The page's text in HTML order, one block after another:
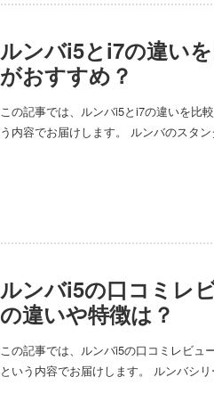
ルンバi5とi7の違い
がおすすめ？
この記事では、ルンバi5とi7の違いを比
う内容でお届けします。 ルンバのスタ
ルンバi5の口コミレ
の違いや特徴は？
この記事では、ルンバi5の口コミレビュ
という内容でお届けします。 ルンバシ